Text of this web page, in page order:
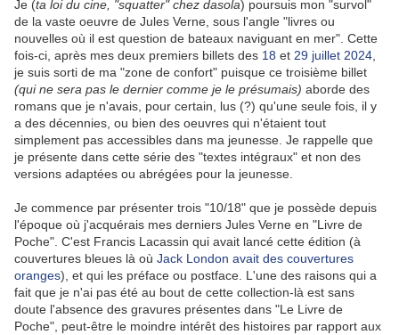
Je (ta loi du cine, "squatter" chez dasola) poursuis mon "survol"
de la vaste oeuvre de Jules Verne, sous l'angle "livres ou
nouvelles où il est question de bateaux naviguant en mer". Cette
fois-ci, après mes deux premiers billets des 18 et 29 juillet 2024
je suis sorti de ma "zone de confort" puisque ce troisième billet
(qui ne sera pas le dernier comme je le présumais) aborde des
romans que je n'avais, pour certain, lus (?) qu'une seule fois, il y
a des décennies, ou bien des oeuvres qui n'étaient tout
simplement pas accessibles dans ma jeunesse. Je rappelle que
je présente dans cette série des "textes intégraux" et non des
versions adaptées ou abrégées pour la jeunesse.
Je commence par présenter trois "10/18" que je possède depuis
l'époque où j'acquérais mes derniers Jules Verne en "Livre de
Poche". C'est Francis Lacassin qui avait lancé cette édition (à
couvertures bleues là où Jack London avait des couvertures
oranges), et qui les préface ou postface. L'une des raisons qui a
fait que je n'ai pas été au bout de cette collection-là est sans
doute l'absence des gravures présentes dans "Le Livre de
Poche", peut-être le moindre intérêt des histoires par rapport aux